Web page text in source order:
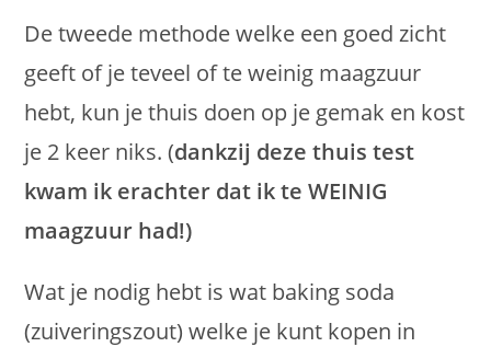
De tweede methode welke een goed zicht
geeft of je teveel of te weinig maagzuur
hebt, kun je thuis doen op je gemak en kost
je 2 keer niks. (dankzij deze thuis test
kwam ik erachter dat ik te WEINIG
maagzuur had!)
Wat je nodig hebt is wat baking soda
(zuiveringszout) welke je kunt kopen in